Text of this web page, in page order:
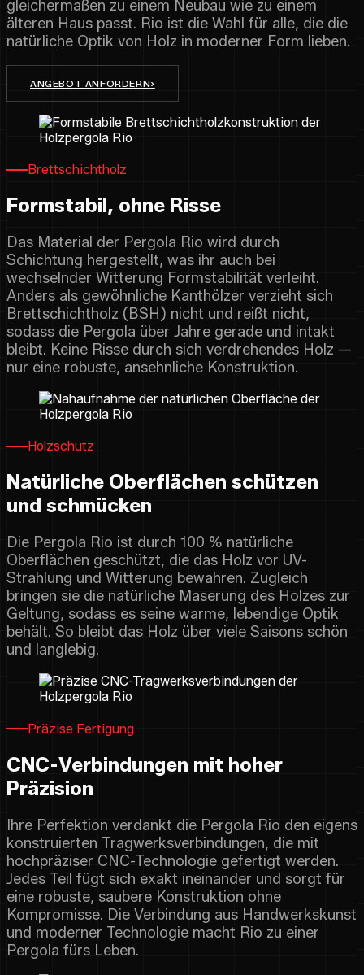
gleichermaßen zu einem Neubau wie zu einem
älteren Haus passt. Rio ist die Wahl für alle, die die
natürliche Optik von Holz in moderner Form lieben.
ANGEBOT ANFORDERN›
Brettschichtholz
Formstabil, ohne Risse
Das Material der Pergola Rio wird durch
Schichtung hergestellt, was ihr auch bei
wechselnder Witterung Formstabilität verleiht.
Anders als gewöhnliche Kanthölzer verzieht sich
Brettschichtholz (BSH) nicht und reißt nicht,
sodass die Pergola über Jahre gerade und intakt
bleibt. Keine Risse durch sich verdrehendes Holz —
nur eine robuste, ansehnliche Konstruktion.
Holzschutz
Natürliche Oberflächen schützen
und schmücken
Die Pergola Rio ist durch 100 % natürliche
Oberflächen geschützt, die das Holz vor UV-
Strahlung und Witterung bewahren. Zugleich
bringen sie die natürliche Maserung des Holzes zur
Geltung, sodass es seine warme, lebendige Optik
behält. So bleibt das Holz über viele Saisons schön
und langlebig.
Präzise Fertigung
CNC-Verbindungen mit hoher
Präzision
Ihre Perfektion verdankt die Pergola Rio den eigens
konstruierten Tragwerksverbindungen, die mit
hochpräziser CNC-Technologie gefertigt werden.
Jedes Teil fügt sich exakt ineinander und sorgt für
eine robuste, saubere Konstruktion ohne
Kompromisse. Die Verbindung aus Handwerkskunst
und moderner Technologie macht Rio zu einer
Pergola fürs Leben.